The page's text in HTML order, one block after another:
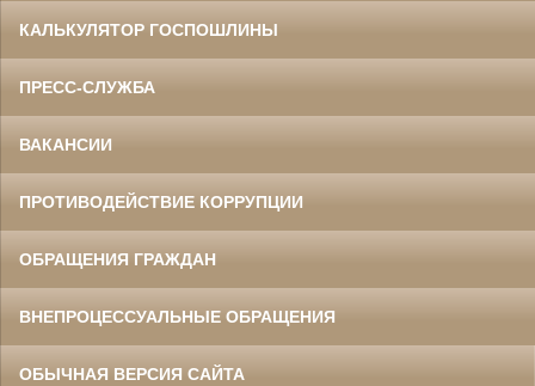
КАЛЬКУЛЯТОР ГОСПОШЛИНЫ
ПРЕСС-СЛУЖБА
ВАКАНСИИ
ПРОТИВОДЕЙСТВИЕ КОРРУПЦИИ
ОБРАЩЕНИЯ ГРАЖДАН
ВНЕПРОЦЕССУАЛЬНЫЕ ОБРАЩЕНИЯ
ОБЫЧНАЯ ВЕРСИЯ САЙТА